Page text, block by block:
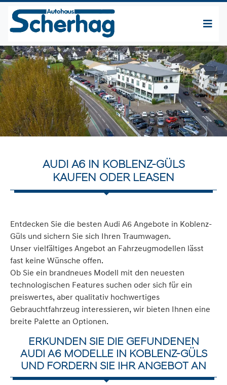
AUDI A6 IN KOBLENZ-GÜLS
KAUFEN ODER LEASEN
Entdecken Sie die besten Audi A6 Angebote in Koblenz-
Güls und sichern Sie sich Ihren Traumwagen.
Unser vielfältiges Angebot an Fahrzeugmodellen lässt
fast keine Wünsche offen.
Ob Sie ein brandneues Modell mit den neuesten
technologischen Features suchen oder sich für ein
preiswertes, aber qualitativ hochwertiges
Gebrauchtfahrzeug interessieren, wir bieten Ihnen eine
breite Palette an Optionen.
ERKUNDEN SIE DIE GEFUNDENEN
AUDI A6 MODELLE IN KOBLENZ-GÜLS
UND FORDERN SIE IHR ANGEBOT AN